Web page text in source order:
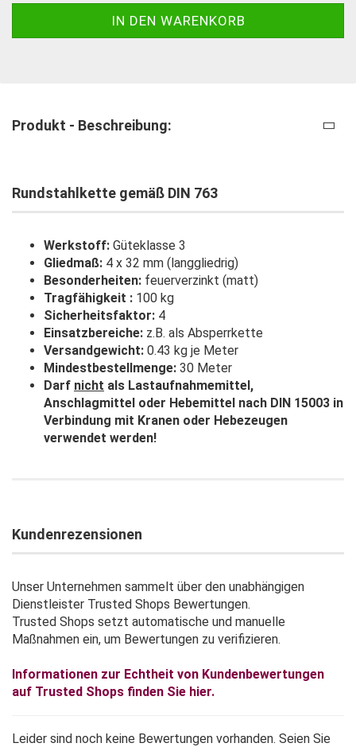
Produkt - Beschreibung:
Rundstahlkette gemäß DIN 763
Werkstoff: Güteklasse 3
Gliedmaß: 4 x 32 mm (langgliedrig)
Besonderheiten: feuerverzinkt (matt)
Tragfähigkeit : 100 kg
Sicherheitsfaktor: 4
Einsatzbereiche: z.B. als Absperrkette
Versandgewicht: 0.43 kg je Meter
Mindestbestellmenge: 30 Meter
Darf nicht als Lastaufnahmemittel,
Anschlagmittel oder Hebemittel nach DIN 15003 in
Verbindung mit Kranen oder Hebezeugen
verwendet werden!
Kundenrezensionen
Unser Unternehmen sammelt über den unabhängigen
Dienstleister Trusted Shops Bewertungen.
Trusted Shops setzt automatische und manuelle
Maßnahmen ein, um Bewertungen zu verifizieren.
Informationen zur Echtheit von Kundenbewertungen
auf Trusted Shops finden Sie hier.
Leider sind noch keine Bewertungen vorhanden. Seien Sie